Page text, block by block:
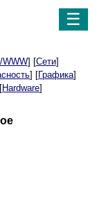
☰
] [Сети]
] [Графика]
Hardware]